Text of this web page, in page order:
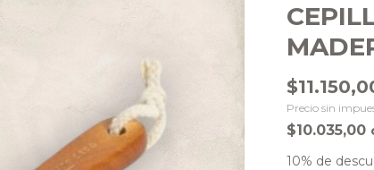
Precio sin
$10.035,00
10% de